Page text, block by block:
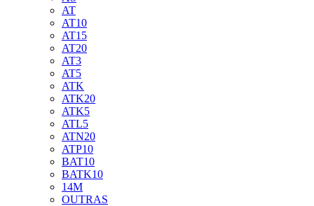
AT
AT10
AT15
AT20
AT3
AT5
ATK
ATK20
ATK5
ATL5
ATN20
ATP10
BAT10
BATK10
14M
OUTRAS